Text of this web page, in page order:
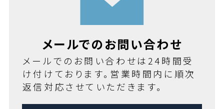
メールでのお問い合わせ
メールでのお問い合わせは24時間受
け付けております。営業時間内に順次
返信対応させていただきます。